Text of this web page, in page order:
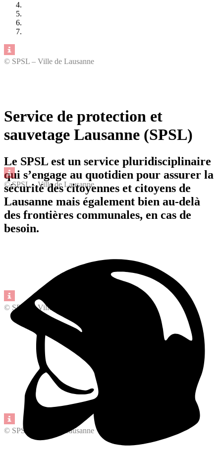
© SPSL – Ville de Lausanne
© SPSL – Ville de Lausanne
© SPSL – Ville de Lausanne
© SPSL – Ville de Lausanne
Service de protection et
sauvetage Lausanne (SPSL)
Le SPSL est un service pluridisciplinaire
qui s’engage au quotidien pour assurer la
sécurité des citoyennes et citoyens de
Lausanne mais également bien au-delà
des frontières communales, en cas de
besoin.